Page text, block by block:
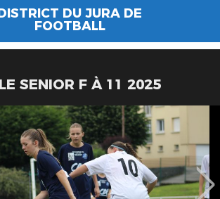
DU JURA DE
FOOTBALL
SENIOR F À 11 2025